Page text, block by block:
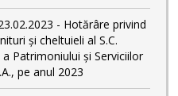
- Hotărâre privind
și cheltuieli al S.C.
Patrimoniului și Serviciilor
pe anul 2023